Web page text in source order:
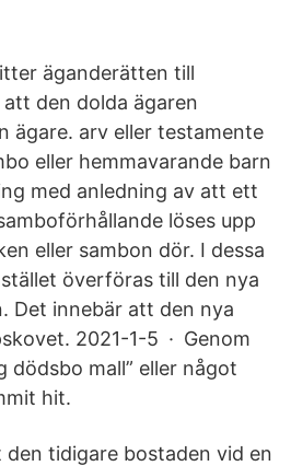
äganderätten till
den dolda ägaren
ägare. arv eller testamente
eller hemmavarande barn
med anledning av att ett
löses upp
eller sambon dör. I dessa
överföras till den nya
Det innebär att den nya
2021-1-5 · Genom
dödsbo mall” eller något
hit.
den tidigare bostaden vid en